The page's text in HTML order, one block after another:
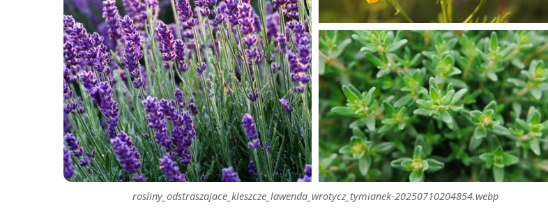
rosliny_odstraszajace_kleszcze_lawenda_wrotycz_tymianek-20250710204854.webp